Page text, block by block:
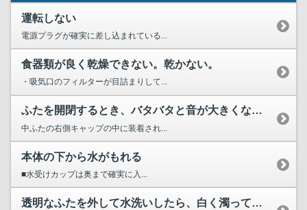
運転しない
電源プラグが確実に差し込まれている...
食器類が良く乾燥できない。乾かない。
・吸気口のフィルターが目詰まりして...
ふたを開閉するとき、バタバタと音が大きくなった。
中ふたの右側キャップの中に装着され...
本体の下から水がもれる
■水受けカップは奥まで確実に入...
透明なふたを外して水洗いしたら、白く濁ってしまった。どうし...